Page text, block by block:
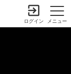
メニュー
ログイン